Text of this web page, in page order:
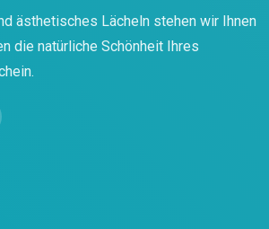
ästhetisches Lächeln stehen wir Ihnen
die natürliche Schönheit Ihres